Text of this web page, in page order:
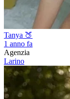
Tanya 🍑
1 anno fa
Agenzia
Larino